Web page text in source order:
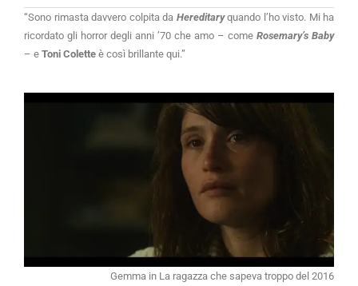
“Sono rimasta davvero colpita da Hereditaryquando l’ho visto. Mi ha
ricordato gli horror degli anni ’70 che amo – come Rosemary’s Baby
– e Toni Colette è così brillante qui.”
Gemma in La ragazza che sapeva troppo del 2016